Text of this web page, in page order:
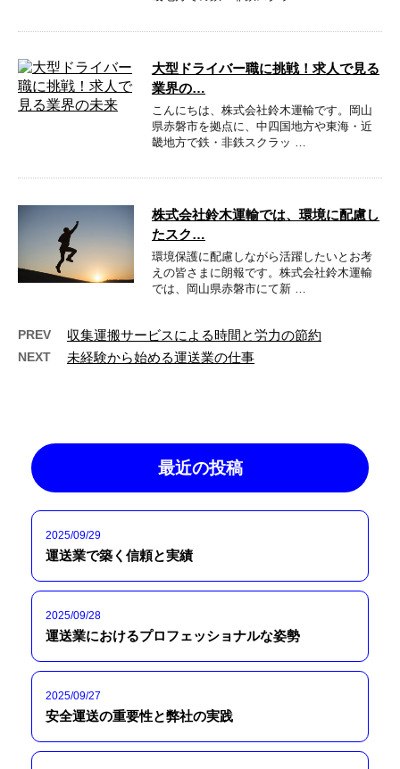
大型ドライバー職に挑戦！求人で見る
業界の…
こんにちは、株式会社鈴木運輸です。岡山
県赤磐市を拠点に、中四国地方や東海・近
畿地方で鉄・非鉄スクラッ …
株式会社鈴木運輸では、環境に配慮し
たスク…
環境保護に配慮しながら活躍したいとお考
えの皆さまに朗報です。株式会社鈴木運輸
では、岡山県赤磐市にて新 …
PREV 収集運搬サービスによる時間と労力の節約
NEXT 未経験から始める運送業の仕事
最近の投稿
2025/09/29
運送業で築く信頼と実績
2025/09/28
運送業におけるプロフェッショナルな姿勢
2025/09/27
安全運送の重要性と弊社の実践